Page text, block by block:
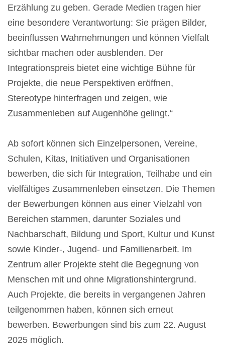
Erzählung zu geben. Gerade Medien tragen hier
eine besondere Verantwortung: Sie prägen Bilder,
beeinflussen Wahrnehmungen und können Vielfalt
sichtbar machen oder ausblenden. Der
Integrationspreis bietet eine wichtige Bühne für
Projekte, die neue Perspektiven eröffnen,
Stereotype hinterfragen und zeigen, wie
Zusammenleben auf Augenhöhe gelingt.“
Ab sofort können sich Einzelpersonen, Vereine,
Schulen, Kitas, Initiativen und Organisationen
bewerben, die sich für Integration, Teilhabe und ein
vielfältiges Zusammenleben einsetzen. Die Themen
der Bewerbungen können aus einer Vielzahl von
Bereichen stammen, darunter Soziales und
Nachbarschaft, Bildung und Sport, Kultur und Kunst
sowie Kinder-, Jugend- und Familienarbeit. Im
Zentrum aller Projekte steht die Begegnung von
Menschen mit und ohne Migrationshintergrund.
Auch Projekte, die bereits in vergangenen Jahren
teilgenommen haben, können sich erneut
bewerben. Bewerbungen sind bis zum 22. August
2025 möglich.